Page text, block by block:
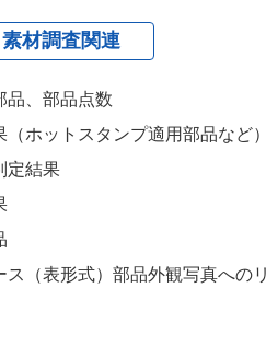
材調査関連
品、部品点数
ホットスタンプ適用部品など）
定結果
（表形式）部品外観写真への